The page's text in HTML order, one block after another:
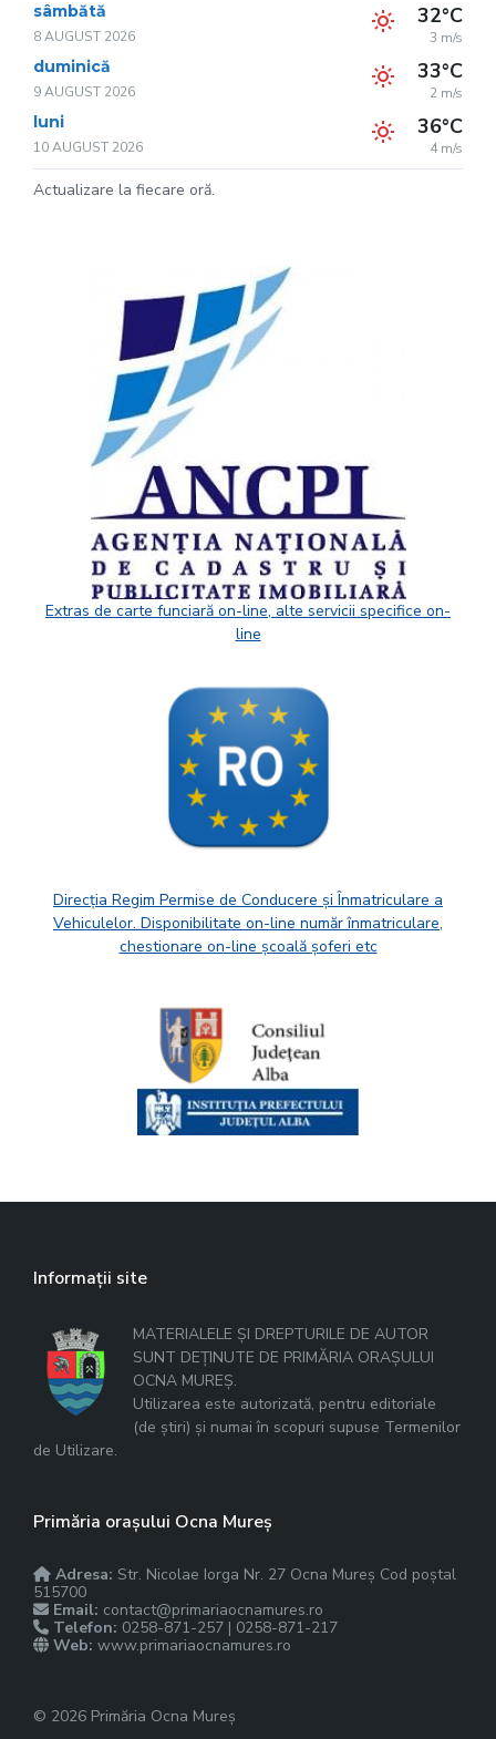
sâmbătă
8 AUGUST 2026
32°C
3 m/s
duminică
9 AUGUST 2026
33°C
2 m/s
luni
10 AUGUST 2026
36°C
4 m/s
Actualizare la fiecare oră.
Extras de carte funciară on-line, alte servicii specifice on-
line
Direcția Regim Permise de Conducere și Înmatriculare a
Vehiculelor. Disponibilitate on-line număr înmatriculare,
chestionare on-line școală șoferi etc
Informații site
MATERIALELE ȘI DREPTURILE DE AUTOR
SUNT DEȚINUTE DE PRIMĂRIA ORAȘULUI
OCNA MUREȘ.
Utilizarea este autorizată, pentru editoriale
(de știri) și numai în scopuri supuse Termenilor
de Utilizare.
Primăria orașului Ocna Mureș
Adresa: Str. Nicolae Iorga Nr. 27 Ocna Mureș Cod poștal
515700
Email: contact@primariaocnamures.ro
Telefon: 0258-871-257 | 0258-871-217
Web: www.primariaocnamures.ro
© 2026 Primăria Ocna Mureș